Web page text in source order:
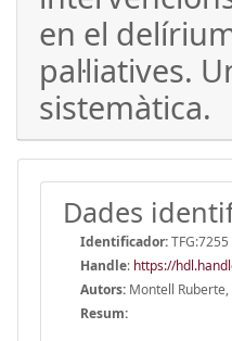
en el
pal·liatives.
sistemàtica.
Dades
Identificador:TFG:7255
Handle: https://
Autors: Montell
Resum: